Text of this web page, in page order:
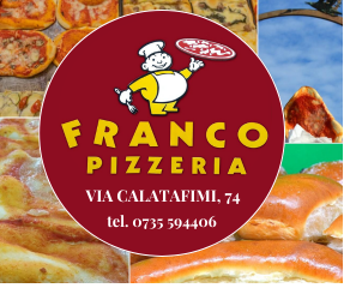
2021
Segui la GRB
Facebook
Instagram
Twitter
Youtube